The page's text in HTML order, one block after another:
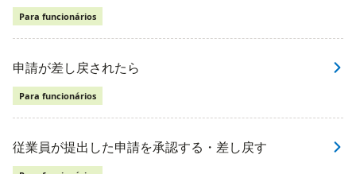
Para funcionários
申請が差し戻されたら
Para funcionários
従業員が提出した申請を承認する・差し戻す